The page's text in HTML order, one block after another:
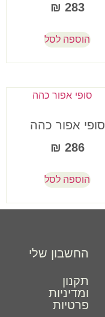
283
₪
הוספה לסל
סופי אפור כהה
286
₪
הוספה לסל
החשבון שלי
תקנון
ומדיניות
פרטיות